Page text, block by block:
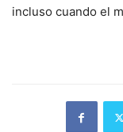
incluso cuando el